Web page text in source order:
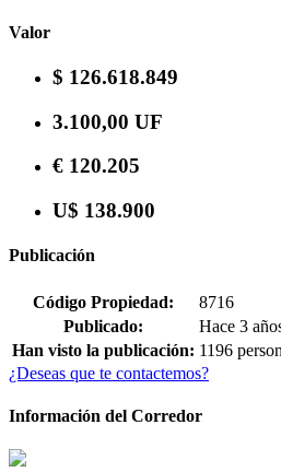
Valor
$ 126.618.849
3.100,00 UF
€ 120.205
U$ 138.900
Publicación
Código Propiedad:
8716
Publicado:
Hace 3
Han visto la publicación: 1196
¿Deseas que te contactemos?
Información del Corredor